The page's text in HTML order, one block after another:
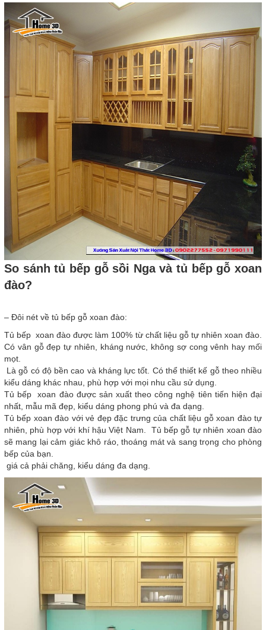
So sánh tủ bếp gỗ sồi Nga và tủ bếp gỗ xoan
đào?
– Đôi nét về tủ bếp gỗ xoan đào:
Tủ bếp xoan đào được làm 100% từ chất liệu gỗ tự nhiên xoan đào.
Có vân gỗ đẹp tự nhiên, kháng nước, không sợ cong vênh hay mối
mọt.
Là gỗ có độ bền cao và kháng lực tốt. Có thể thiết kế gỗ theo nhiều
kiểu dáng khác nhau, phù hợp với mọi nhu cầu sử dụng.
Tủ bếp xoan đào được sản xuất theo công nghệ tiên tiến hiện đại
nhất, mẫu mã đẹp, kiểu dáng phong phú và đa dạng.
Tủ bếp xoan đào với vẻ đẹp đặc trưng của chất liệu gỗ xoan đào tự
nhiên, phù hợp với khí hậu Việt Nam. Tủ bếp gỗ tự nhiên xoan đào
sẽ mang lại cảm giác khô ráo, thoáng mát và sang trọng cho phòng
bếp của bạn.
giá cả phải chăng, kiểu dáng đa dạng.